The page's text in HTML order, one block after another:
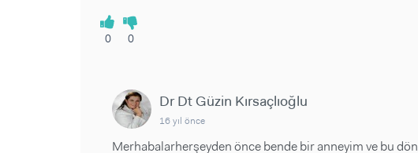
0 0
Dr Dt Güzin Kırsaçlıoğlu
16 yıl önce
Merhabalarherşeyden önce bende bir anneyim ve bu